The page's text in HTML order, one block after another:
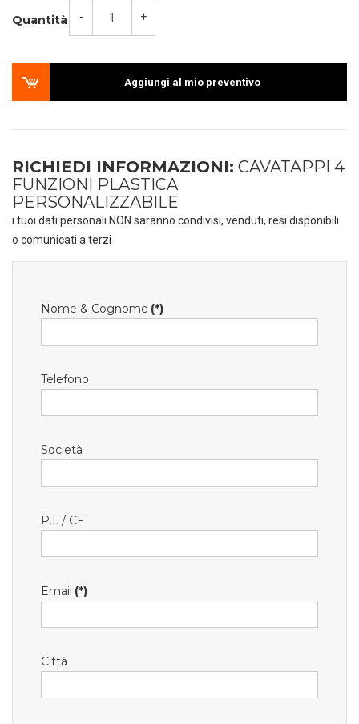
Quantità - +
Aggiungi al mio preventivo
RICHIEDI INFORMAZIONI: CAVATAPPI 4
FUNZIONI PLASTICA
PERSONALIZZABILE
i tuoi dati personali NON saranno condivisi, venduti, resi disponibili
o comunicati a terzi
Nome & Cognome (*)
Telefono
Società
P.I. / CF
Email (*)
Città